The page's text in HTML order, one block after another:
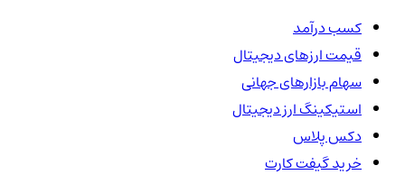
کسب درآمد
قیمت ارزهای دیجیتال
سهام بازارهای جهانی
استیکینگ ارز دیجیتال
دکس پلاس
خرید گیفت کارت